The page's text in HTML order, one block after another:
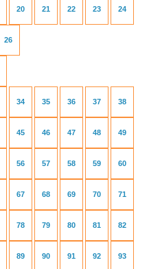
20 21 22 23 24
26
34 35 36 37 38
45 46 47 48 49
56 57 58 59 60
67 68 69 70 71
78 79 80 81 82
89 90 91 92 93